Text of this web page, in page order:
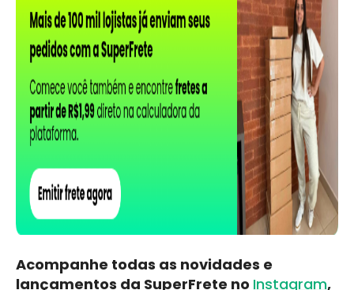
Acompanhe todas as novidades e
lançamentos da SuperFrete no Instagram,